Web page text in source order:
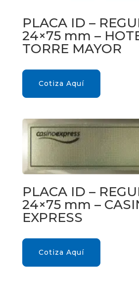
PLACA ID –
24×75 mm –
TORRE MAYOR
Cotiza Aquí
PLACA ID –
24×75 mm –
EXPRESS
Cotiza Aquí